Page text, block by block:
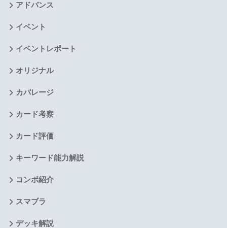
アドバンス
イベント
イベントレポート
オリジナル
カバレージ
カード考察
カード評価
キーワード能力解説
コンボ紹介
スマブラ
デッキ解説